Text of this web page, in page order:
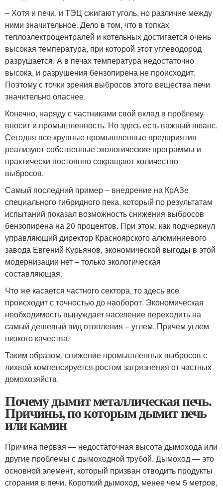
– Хотя и печи, и ТЭЦ сжигают уголь, но различие между
ними значительное. Дело в том, что в топках
теплоэлектроцентралей и котельных достигается очень
высокая температура, при которой этот углеводород
разрушается. А в печах температура недостаточно
высока, и разрушения бензопирена не происходит.
Поэтому с точки зрения выбросов этого вещества печи
значительно опаснее.
Конечно, наряду с частниками свой вклад в проблему
вносит и промышленность. Но здесь есть важный нюанс.
Сегодня все крупные промышленные предприятия
реализуют собственные экологические программы и
практически постоянно сокращают количество
выбросов.
Самый последний пример – внедрение на КрАЗе
специального гибридного пека, который по результатам
испытаний показал возможность снижения выбросов
бензопирена на 20 процентов. При этом, как подчеркнул
управляющий директор Красноярского алюминиевого
завода Евгений Курьянов, экономической выгоды в этой
модернизации нет – только экологическая
составляющая.
Что же касается частного сектора, то здесь все
происходит с точностью до наоборот. Экономическая
необходимость вынуждает население переходить на
самый дешевый вид отопления – углем. Причем углем
низкого качества.
Таким образом, снижение промышленных выбросов с
лихвой компенсируется ростом загрязнения от частных
домохозяйств.
Почему дымит металлическая печь.
Причины, по которым дымит печь
или камин
Причина первая — недостаточная высота дымохода или
другие проблемы с дымоходной трубой. Дымоход — это
основной элемент, который призван отводить продукты
сгорания в печи. Короткий дымоход, менее чем 5 метров,